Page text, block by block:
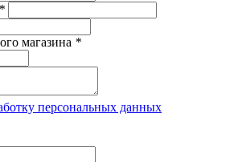
*
магазина *
персональных данных